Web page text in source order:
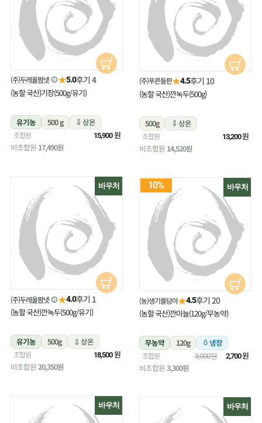
(주)두레올팜넷 ★5.0후기 4
(농할 국산)기장(500g/유기)
유기농 500 g 상온
조합원 15,900원
비조합원 17,490원
(주)푸른들판★4.5후기 10
(농할 국산)깐녹두(500g)
500g 상온
조합원 13,200원
비조합원 14,520원
바우처
(주)두레올팜넷 ★4.0후기 1
(농할 국산)깐녹두(500g/유기)
유기농 500g 상온
조합원 18,500원
비조합원 20,350원
바우처
10%
(농)생기를담아★4.5후기 20
(농할 국산)깐마늘(120g/무농약)
무농약 120g 냉장
조합원 3,000원 2,700원
비조합원 3,300원
바우처 바우처